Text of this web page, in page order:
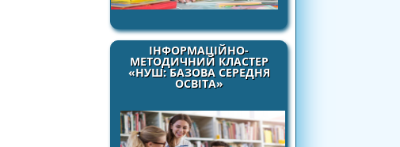
ІНФОРМАЦІЙНО-
МЕТОДИЧНИЙ КЛАСТЕР
«НУШ: БАЗОВА СЕРЕДНЯ
ОСВІТА»